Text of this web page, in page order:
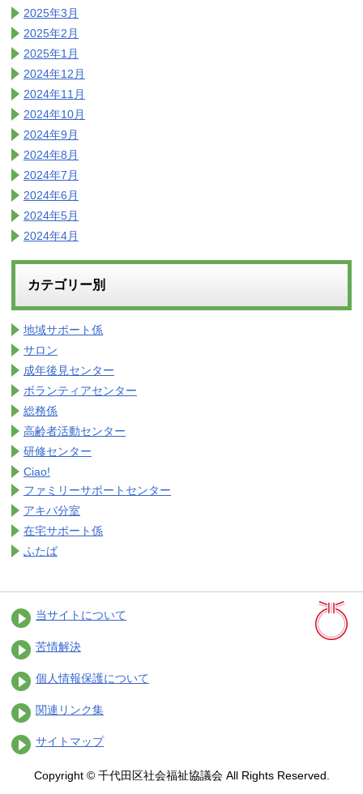
2025年3月
2025年2月
2025年1月
2024年12月
2024年11月
2024年10月
2024年9月
2024年8月
2024年7月
2024年6月
2024年5月
2024年4月
カテゴリー別
地域サポート係
サロン
成年後見センター
ボランティアセンター
総務係
高齢者活動センター
研修センター
Ciao!
ファミリーサポートセンター
アキバ分室
在宅サポート係
ふたば
当サイトについて
苦情解決
個人情報保護について
関連リンク集
サイトマップ
Copyright © 千代田区社会福祉協議会 All Rights Reserved.